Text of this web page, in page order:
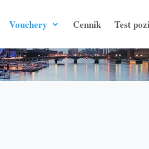
Vouchery Cennik Test